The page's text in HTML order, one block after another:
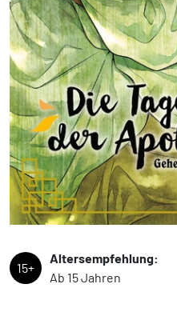
15+
Altersempfehlung:
Ab 15 Jahren